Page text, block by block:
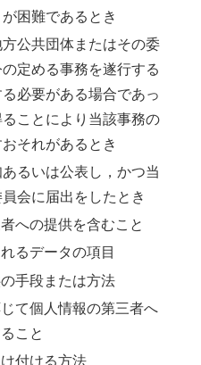
困難であるとき
公共団体またはその委
定める事務を遂行する
必要がある場合であっ
ことにより当該事務の
それがあるとき
るいは公表し，かつ当
会に届出をしたとき
への提供を含むこと
るデータの項目
手段または方法
て個人情報の第三者へ
こと
付ける方法